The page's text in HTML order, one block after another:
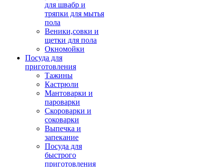
для швабр и
тряпки для мытья
пола
Веники,совки и
щетки для пола
Окномойки
Посуда для
приготовления
Тажины
Кастрюли
Мантоварки и
пароварки
Скороварки и
соковарки
Выпечка и
запекание
Посуда для
быстрого
приготовления